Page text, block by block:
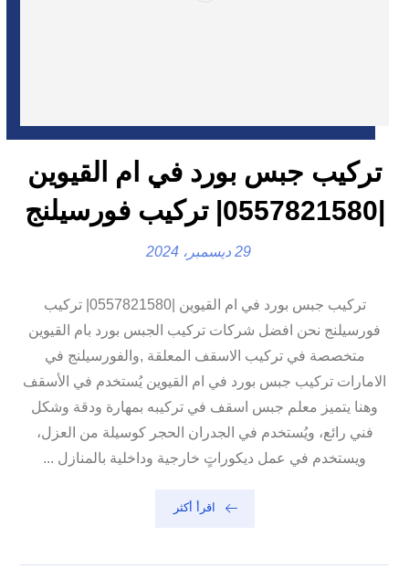
تركيب جبس بورد في ام القيوين
29 ديسمبر، 2024
تركيب جبس بورد في ام القيوين |0557821580| تركيب
فورسيلنج نحن افضل شركات تركيب الجبس بورد بام القيوين
متخصصة في تركيب الاسقف المعلقة ,والفورسيلنج في
الامارات تركيب جبس بورد في ام القيوين يُستخدم في الأسقف
وهنا يتميز معلم جبس اسقف في تركيبه بمهارة ودقة وشكل
فني رائع، ويُستخدم في الجدران الحجر كوسيلة من العزل،
ويستخدم في عمل ديكوراتٍ خارجية وداخلية بالمنازل ...
اقرأ أكثر